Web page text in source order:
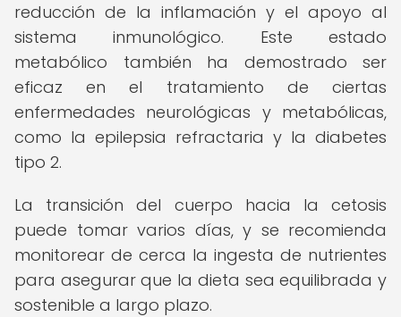
reducción de la inflamación y el apoyo al
sistema inmunológico. Este estado
metabólico también ha demostrado ser
eficaz en el tratamiento de ciertas
enfermedades neurológicas y metabólicas,
como la epilepsia refractaria y la diabetes
tipo 2.
La transición del cuerpo hacia la cetosis
puede tomar varios días, y se recomienda
monitorear de cerca la ingesta de nutrientes
para asegurar que la dieta sea equilibrada y
sostenible a largo plazo.